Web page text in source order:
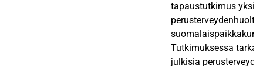
tapaustutkimus
Tutkimuksessa
julkisia